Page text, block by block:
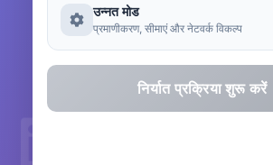
उन्नत मोड
प्रमाणीकरण, सीमाएं और नेटवर्क विकल्प
निर्यात प्रक्रिया शुरू करें